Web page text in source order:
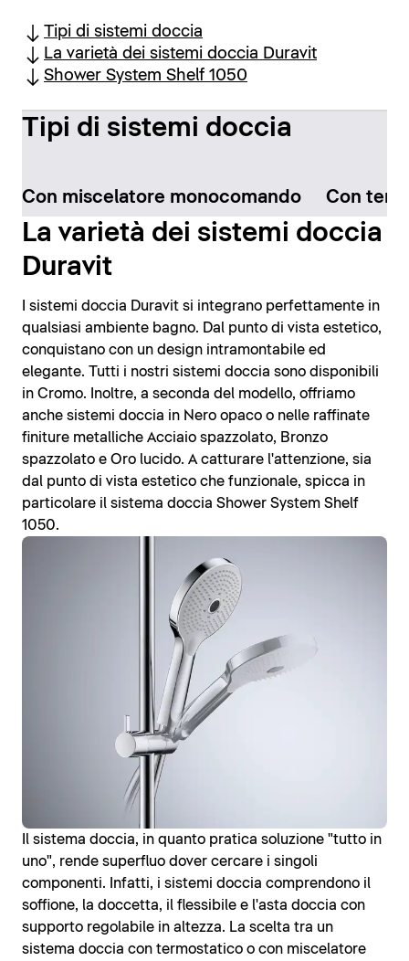
Tipi di sistemi doccia
La varietà dei sistemi doccia Duravit
Shower System Shelf 1050
Tipi di sistemi doccia
Con miscelatore monocomando Con
La varietà dei sistemi doccia
Duravit
I sistemi doccia Duravit si integrano perfettamente in
qualsiasi ambiente bagno. Dal punto di vista estetico,
conquistano con un design intramontabile ed
elegante. Tutti i nostri sistemi doccia sono disponibili
in Cromo. Inoltre, a seconda del modello, offriamo
anche sistemi doccia in Nero opaco o nelle raffinate
finiture metalliche Acciaio spazzolato, Bronzo
spazzolato e Oro lucido. A catturare l'attenzione, sia
dal punto di vista estetico che funzionale, spicca in
particolare il sistema doccia Shower System Shelf
1050.
Il sistema doccia, in quanto pratica soluzione "tutto in
uno", rende superfluo dover cercare i singoli
componenti. Infatti, i sistemi doccia comprendono il
soffione, la doccetta, il flessibile e l'asta doccia con
supporto regolabile in altezza. La scelta tra un
sistema doccia con termostatico o con miscelatore